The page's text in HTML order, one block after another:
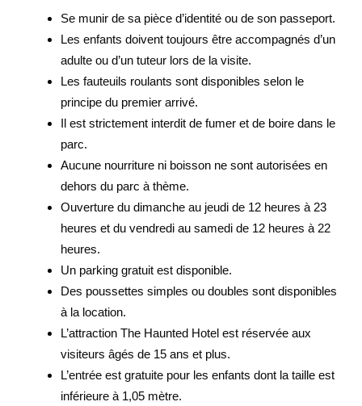
Se munir de sa pièce d’identité ou de son passeport.
Les enfants doivent toujours être accompagnés d’un
adulte ou d’un tuteur lors de la visite.
Les fauteuils roulants sont disponibles selon le
principe du premier arrivé.
Il est strictement interdit de fumer et de boire dans le
parc.
Aucune nourriture ni boisson ne sont autorisées en
dehors du parc à thème.
Ouverture du dimanche au jeudi de 12 heures à 23
heures et du vendredi au samedi de 12 heures à 22
heures.
Un parking gratuit est disponible.
Des poussettes simples ou doubles sont disponibles
à la location.
L’attraction The Haunted Hotel est réservée aux
visiteurs âgés de 15 ans et plus.
L’entrée est gratuite pour les enfants dont la taille est
inférieure à 1,05 mètre.